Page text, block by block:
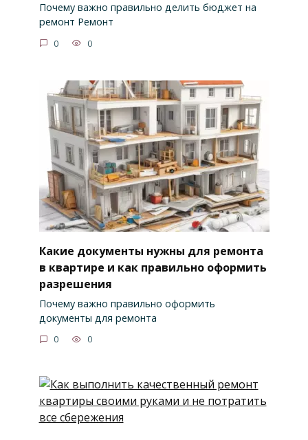
Почему важно правильно делить бюджет на
ремонт Ремонт
0 0
Какие документы нужны для ремонта
в квартире и как правильно оформить
разрешения
Почему важно правильно оформить
документы для ремонта
0 0